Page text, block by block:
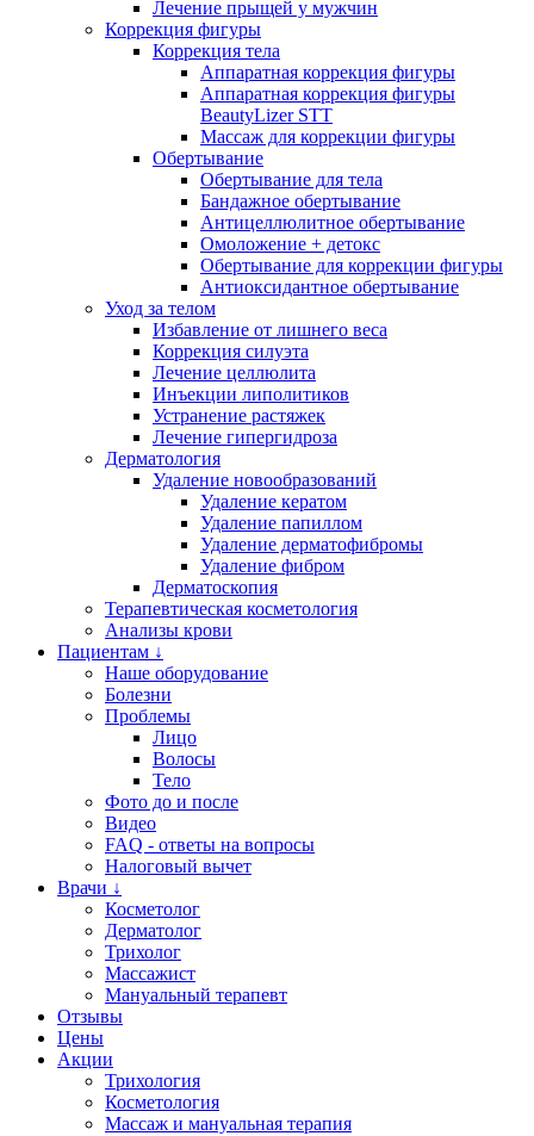
Лечение прыщей у мужчин
Коррекция фигуры
Коррекция тела
Аппаратная коррекция фигуры
Аппаратная коррекция фигуры
BeautyLizer STT
Массаж для коррекции фигуры
Обертывание
Обертывание для тела
Бандажное обертывание
Антицеллюлитное обертывание
Омоложение + детокс
Обертывание для коррекции фигуры
Антиоксидантное обертывание
Уход за телом
Избавление от лишнего веса
Коррекция силуэта
Лечение целлюлита
Инъекции липолитиков
Устранение растяжек
Лечение гипергидроза
Дерматология
Удаление новообразований
Удаление кератом
Удаление папиллом
Удаление дерматофибромы
Удаление фибром
Дерматоскопия
Терапевтическая косметология
Анализы крови
Пациентам ↓
Наше оборудование
Болезни
Проблемы
Лицо
Волосы
Тело
Фото до и после
Видео
FAQ - ответы на вопросы
Налоговый вычет
Врачи ↓
Косметолог
Дерматолог
Трихолог
Массажист
Мануальный терапевт
Отзывы
Цены
Акции
Трихология
Косметология
Массаж и мануальная терапия